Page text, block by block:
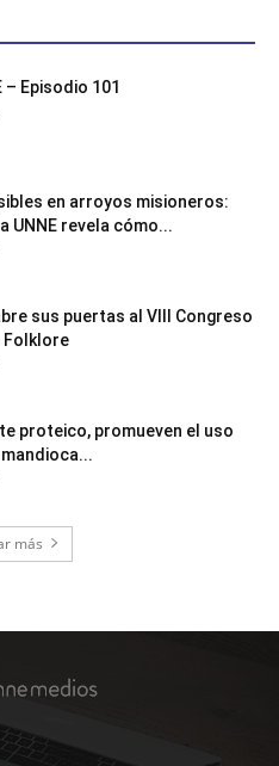
– Episodio 101
en arroyos misioneros:
UNNE revela cómo...
sus puertas al VIII Congreso
Folklore
proteico, promueven el uso
más